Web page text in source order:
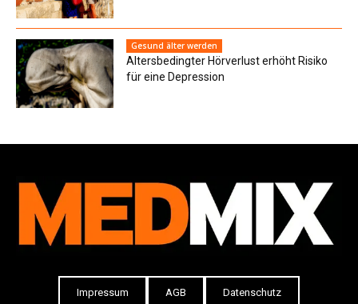
Gesund älter werden
Altersbedingter Hörverlust erhöht Risiko
für eine Depression
Impressum AGB Datenschutz